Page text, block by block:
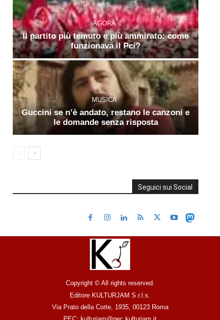
AGORÀ
Il partito più temuto e più ammirato: come
funzionava il Pci?
MUSICA
Guccini se n’è andato, restano le canzoni e
le domande senza risposta
Seguici sui Social
Copyright © All rights reserved.
Editore KULTURJAM S.r.l.s.
Via Prato della Corte, 1935, 00123 Roma